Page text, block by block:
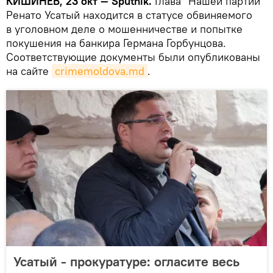
Ренато Усатый находится в статусе обвиняемого
в уголовном деле о мошенничестве и попытке
покушения на банкира Германа Горбунцова.
Соответствующие документы были опубликованы
на сайте crimemoldova.md .
Усатый - прокуратуре: огласите весь